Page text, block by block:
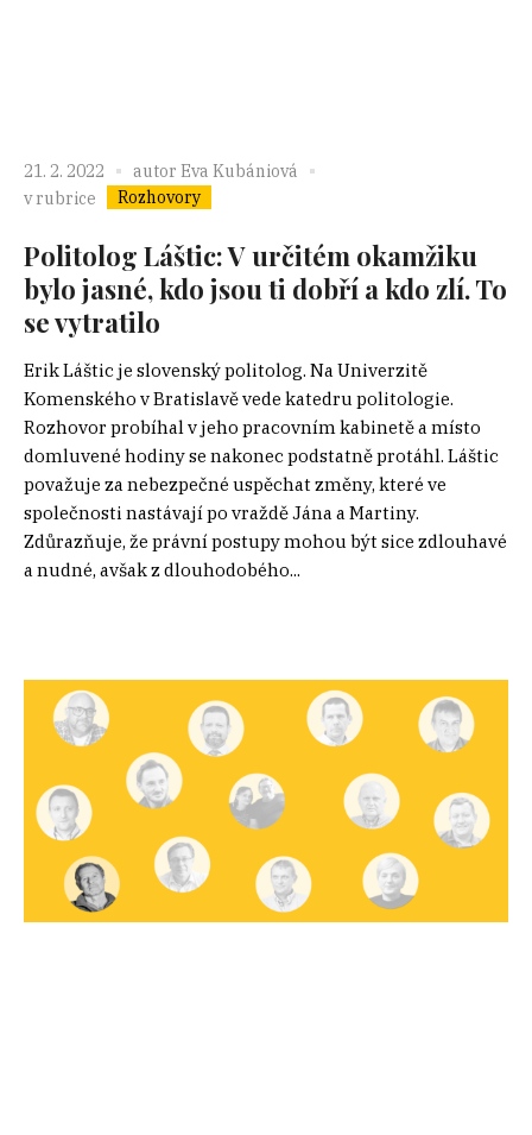
21. 2. 2022 autor Eva Kubániová
v rubrice
Rozhovory
Politolog Láštic: V určitém okamžiku
bylo jasné, kdo jsou ti dobří a kdo zlí. To
se vytratilo
Erik Láštic je slovenský politolog. Na Univerzitě
Komenského v Bratislavě vede katedru politologie.
Rozhovor probíhal v jeho pracovním kabinetě a místo
domluvené hodiny se nakonec podstatně protáhl. Láštic
považuje za nebezpečné uspěchat změny, které ve
společnosti nastávají po vraždě Jána a Martiny.
Zdůrazňuje, že právní postupy mohou být sice zdlouhavé
a nudné, avšak z dlouhodobého...